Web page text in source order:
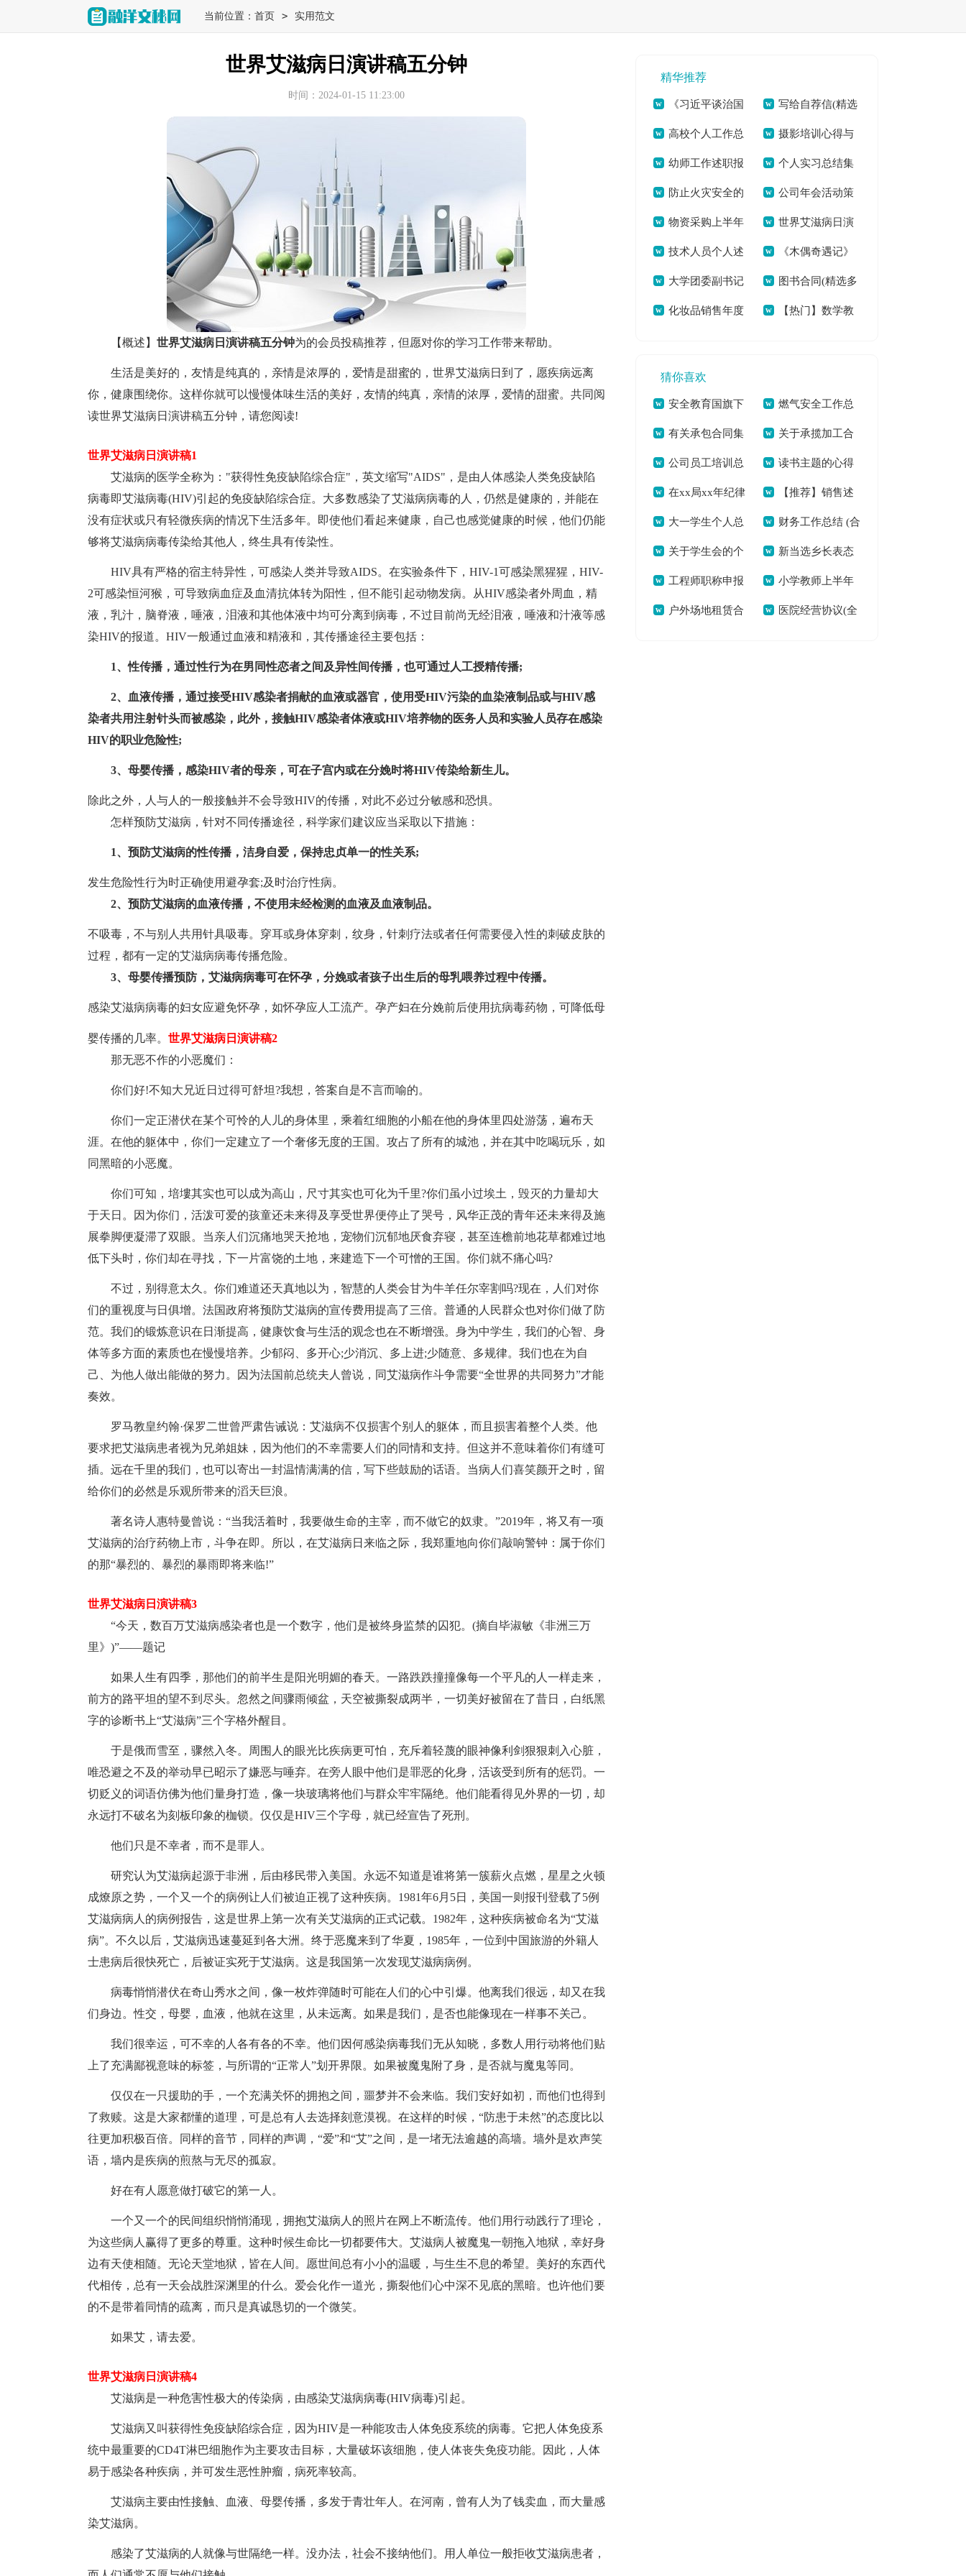
当前位置： 首页 > 实用范文
世界艾滋病日演讲稿五分钟
时间：2024-01-15 11:23:00
【概述】 世界艾滋病日演讲稿五分钟为的会员投稿推荐，但愿对你的学习工作带来帮助。
生活是美好的，友情是纯真的，亲情是浓厚的，爱情是甜蜜的，世界艾滋病日到了，愿疾病远离
你，健康围绕你。这样你就可以慢慢体味生活的美好，友情的纯真，亲情的浓厚，爱情的甜蜜。共同阅
读世界艾滋病日演讲稿五分钟，请您阅读!
世界艾滋病日演讲稿1
艾滋病的医学全称为："获得性免疫缺陷综合症"，英文缩写"AIDS"，是由人体感染人类免疫缺陷
病毒即艾滋病毒(HIV)引起的免疫缺陷综合症。大多数感染了艾滋病病毒的人，仍然是健康的，并能在
没有症状或只有轻微疾病的情况下生活多年。即使他们看起来健康，自己也感觉健康的时候，他们仍能
够将艾滋病病毒传染给其他人，终生具有传染性。
HIV具有严格的宿主特异性，可感染人类并导致AIDS。在实验条件下，HIV-1可感染黑猩猩，HIV-
2可感染恒河猴，可导致病血症及血清抗体转为阳性，但不能引起动物发病。从HIV感染者外周血，精
液，乳汁，脑脊液，唾液，泪液和其他体液中均可分离到病毒，不过目前尚无经泪液，唾液和汁液等感
染HIV的报道。HIV一般通过血液和精液和，其传播途径主要包括：
1、性传播，通过性行为在男同性恋者之间及异性间传播，也可通过人工授精传播;
2、血液传播，通过接受HIV感染者捐献的血液或器官，使用受HIV污染的血染液制品或与HIV感
染者共用注射针头而被感染，此外，接触HIV感染者体液或HIV培养物的医务人员和实验人员存在感染
HIV的职业危险性;
3、母婴传播，感染HIV者的母亲，可在子宫内或在分娩时将HIV传染给新生儿。
除此之外，人与人的一般接触并不会导致HIV的传播，对此不必过分敏感和恐惧。
怎样预防艾滋病，针对不同传播途径，科学家们建议应当采取以下措施：
1、预防艾滋病的性传播，洁身自爱，保持忠贞单一的性关系;
发生危险性行为时正确使用避孕套;及时治疗性病。
2、预防艾滋病的血液传播，不使用未经检测的血液及血液制品。
不吸毒，不与别人共用针具吸毒。穿耳或身体穿刺，纹身，针刺疗法或者任何需要侵入性的刺破皮肤的
过程，都有一定的艾滋病病毒传播危险。
3、母婴传播预防，艾滋病病毒可在怀孕，分娩或者孩子出生后的母乳喂养过程中传播。
感染艾滋病病毒的妇女应避免怀孕，如怀孕应人工流产。孕产妇在分娩前后使用抗病毒药物，可降低母
婴传播的几率。 世界艾滋病日演讲稿2
那无恶不作的小恶魔们：
你们好!不知大兄近日过得可舒坦?我想，答案自是不言而喻的。
你们一定正潜伏在某个可怜的人儿的身体里，乘着红细胞的小船在他的身体里四处游荡，遍布天
涯。在他的躯体中，你们一定建立了一个奢侈无度的王国。攻占了所有的城池，并在其中吃喝玩乐，如
同黑暗的小恶魔。
你们可知，培塿其实也可以成为高山，尺寸其实也可化为千里?你们虽小过埃土，毁灭的力量却大
于天日。因为你们，活泼可爱的孩童还未来得及享受世界便停止了哭号，风华正茂的青年还未来得及施
展拳脚便凝滞了双眼。当亲人们沉痛地哭天抢地，宠物们沉郁地厌食弃寝，甚至连檐前地花草都难过地
低下头时，你们却在寻找，下一片富饶的土地，来建造下一个可憎的王国。你们就不痛心吗?
不过，别得意太久。你们难道还天真地以为，智慧的人类会甘为牛羊任尔宰割吗?现在，人们对你
们的重视度与日俱增。法国政府将预防艾滋病的宣传费用提高了三倍。普通的人民群众也对你们做了防
范。我们的锻炼意识在日渐提高，健康饮食与生活的观念也在不断增强。身为中学生，我们的心智、身
体等多方面的素质也在慢慢培养。少郁闷、多开心;少消沉、多上进;少随意、多规律。我们也在为自
己、为他人做出能做的努力。因为法国前总统夫人曾说，同艾滋病作斗争需要“全世界的共同努力”才能
奏效。
罗马教皇约翰·保罗二世曾严肃告诫说：艾滋病不仅损害个别人的躯体，而且损害着整个人类。他
要求把艾滋病患者视为兄弟姐妹，因为他们的不幸需要人们的同情和支持。但这并不意味着你们有缝可
插。远在千里的我们，也可以寄出一封温情满满的信，写下些鼓励的话语。当病人们喜笑颜开之时，留
给你们的必然是乐观所带来的滔天巨浪。
著名诗人惠特曼曾说：“当我活着时，我要做生命的主宰，而不做它的奴隶。”2019年，将又有一项
艾滋病的治疗药物上市，斗争在即。所以，在艾滋病日来临之际，我郑重地向你们敲响警钟：属于你们
的那“暴烈的、暴烈的暴雨即将来临!”
世界艾滋病日演讲稿3
“今天，数百万艾滋病感染者也是一个数字，他们是被终身监禁的囚犯。(摘自毕淑敏《非洲三万
里》)”——题记
如果人生有四季，那他们的前半生是阳光明媚的春天。一路跌跌撞撞像每一个平凡的人一样走来，
前方的路平坦的望不到尽头。忽然之间骤雨倾盆，天空被撕裂成两半，一切美好被留在了昔日，白纸黑
字的诊断书上“艾滋病”三个字格外醒目。
于是俄而雪至，骤然入冬。周围人的眼光比疾病更可怕，充斥着轻蔑的眼神像利剑狠狠刺入心脏，
唯恐避之不及的举动早已昭示了嫌恶与唾弃。在旁人眼中他们是罪恶的化身，活该受到所有的惩罚。一
切贬义的词语仿佛为他们量身打造，像一块玻璃将他们与群众牢牢隔绝。他们能看得见外界的一切，却
永远打不破名为刻板印象的枷锁。仅仅是HIV三个字母，就已经宣告了死刑。
他们只是不幸者，而不是罪人。
研究认为艾滋病起源于非洲，后由移民带入美国。永远不知道是谁将第一簇薪火点燃，星星之火顿
成燎原之势，一个又一个的病例让人们被迫正视了这种疾病。1981年6月5日，美国一则报刊登载了5例
艾滋病病人的病例报告，这是世界上第一次有关艾滋病的正式记载。1982年，这种疾病被命名为“艾滋
病”。不久以后，艾滋病迅速蔓延到各大洲。终于恶魔来到了华夏，1985年，一位到中国旅游的外籍人
士患病后很快死亡，后被证实死于艾滋病。这是我国第一次发现艾滋病病例。
病毒悄悄潜伏在奇山秀水之间，像一枚炸弹随时可能在人们的心中引爆。他离我们很远，却又在我
们身边。性交，母婴，血液，他就在这里，从未远离。如果是我们，是否也能像现在一样事不关己。
我们很幸运，可不幸的人各有各的不幸。他们因何感染病毒我们无从知晓，多数人用行动将他们贴
上了充满鄙视意味的标签，与所谓的“正常人”划开界限。如果被魔鬼附了身，是否就与魔鬼等同。
仅仅在一只援助的手，一个充满关怀的拥抱之间，噩梦并不会来临。我们安好如初，而他们也得到
了救赎。这是大家都懂的道理，可是总有人去选择刻意漠视。在这样的时候，“防患于未然”的态度比以
往更加积极百倍。同样的音节，同样的声调，“爱”和“艾”之间，是一堵无法逾越的高墙。墙外是欢声笑
语，墙内是疾病的煎熬与无尽的孤寂。
好在有人愿意做打破它的第一人。
一个又一个的民间组织悄悄涌现，拥抱艾滋病人的照片在网上不断流传。他们用行动践行了理论，
为这些病人赢得了更多的尊重。这种时候生命比一切都要伟大。艾滋病人被魔鬼一朝拖入地狱，幸好身
边有天使相随。无论天堂地狱，皆在人间。愿世间总有小小的温暖，与生生不息的希望。美好的东西代
代相传，总有一天会战胜深渊里的什么。爱会化作一道光，撕裂他们心中深不见底的黑暗。也许他们要
的不是带着同情的疏离，而只是真诚恳切的一个微笑。
如果艾，请去爱。
世界艾滋病日演讲稿4
艾滋病是一种危害性极大的传染病，由感染艾滋病病毒(HIV病毒)引起。
艾滋病又叫获得性免疫缺陷综合症，因为HIV是一种能攻击人体免疫系统的病毒。它把人体免疫系
统中最重要的CD4T淋巴细胞作为主要攻击目标，大量破坏该细胞，使人体丧失免疫功能。因此，人体
易于感染各种疾病，并可发生恶性肿瘤，病死率较高。
艾滋病主要由性接触、血液、母婴传播，多发于青壮年人。在河南，曾有人为了钱卖血，而大量感
染艾滋病。
感染了艾滋病的人就像与世隔绝一样。没办法，社会不接纳他们。用人单位一般拒收艾滋病患者，
精华推荐
《习近平谈治国
理政》（第三卷）个
人学习体会[本文共
918字]
写给自荐信(精选
多篇)[本文共5484
字]
高校个人工作总
结(全文共20911字)
摄影培训心得与
感悟多篇汇总[本文
共3405字]
幼师工作述职报
告(通用7篇)(全文共
7309字)
个人实习总结集
合15篇(全文共
18689字)
防止火灾安全的
建议书[本文共2847
字]
公司年会活动策
划流程[本文共5733
字]
物资采购上半年
个人工作总结(全文
共7962字)
世界艾滋病日演
讲稿五分钟[本文共
3661字]
技术人员个人述
职报告(全文共12805
字)
《木偶奇遇记》
读书心得(精选多篇)
[本文共2489字]
大学团委副书记
竞选演讲稿(精选多
图书合同(精选多
篇)[本文共5167字]
化妆品销售年度
文共17809字)
【热门】数学教
猜你喜欢
安全教育国旗下
演讲稿5分钟[本文共
4448字]
燃气安全工作总
结(精选多篇)[本文共
11653字]
有关承包合同集
锦6篇(全文共25757
字)
关于承揽加工合
同范文9篇(全文共
9290字)
公司员工培训总
结范文汇编七篇(全
文共6141字)
读书主题的心得
体会500字（多篇）
[本文共8837字]
在xx局xx年纪律
教育学习月活动动员
会上的讲话[本文共
6139字]
【推荐】销售述
职模板9篇(全文共
10715字)
大一学生个人总
结集合15篇(全文共
21581字)
财务工作总结 (合
集15篇)(全文共
19472字)
关于学生会的个
人述职报告模板合集
五篇(全文共7065字)
新当选乡长表态
发言[本文共4538字]
工程师职称申报
个人总结(通用12篇)
小学教师上半年
度工作总结[本文共
户外场地租赁合 医院经营协议(全